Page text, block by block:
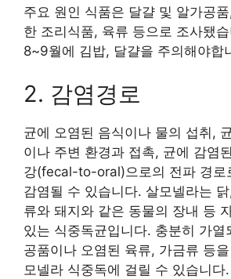
주요 원인 식품은 달걀 및 알가공
한 조리식품, 육류 등으로 조사됐
8~9월에 김밥, 달걀을 주의해야합
2. 감염경로
균에 오염된 음식이나 물의 섭취,
이나 주변 환경과 접촉, 균에 감염
강(fecal-to-oral)으로의 전파 경로
감염될 수 있습니다. 살모넬라는
류와 돼지와 같은 동물의 장내 등
있는 식중독균입니다. 충분히 가열
공품이나 오염된 육류, 가금류 등
모넬라 식중독에 걸릴 수 있습니다